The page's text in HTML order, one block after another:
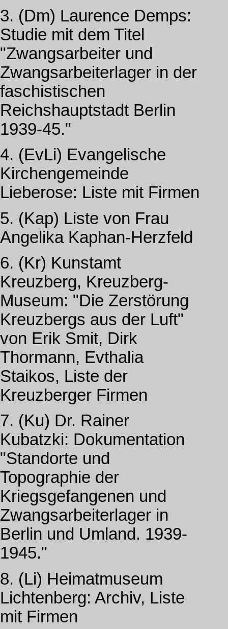
3. (Dm) Laurence Demps:
Studie mit dem Titel
"Zwangsarbeiter und
Zwangsarbeiterlager in der
faschistischen
Reichshauptstadt Berlin
1939-45."
4. (EvLi) Evangelische
Kirchengemeinde
Lieberose: Liste mit Firmen
5. (Kap) Liste von Frau
Angelika Kaphan-Herzfeld
6. (Kr) Kunstamt
Kreuzberg, Kreuzberg-
Museum: "Die Zerstörung
Kreuzbergs aus der Luft"
von Erik Smit, Dirk
Thormann, Evthalia
Staikos, Liste der
Kreuzberger Firmen
7. (Ku) Dr. Rainer
Kubatzki: Dokumentation
"Standorte und
Topographie der
Kriegsgefangenen und
Zwangsarbeiterlager in
Berlin und Umland. 1939-
1945."
8. (Li) Heimatmuseum
Lichtenberg: Archiv, Liste
mit Firmen